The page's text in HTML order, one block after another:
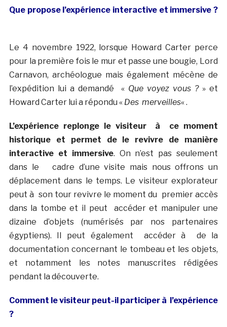
Que propose l’expérience interactive et immersive ?
Le 4 novembre 1922, lorsque Howard Carter perce
pour la première fois le mur et passe une bougie, Lord
Carnavon, archéologue mais également mécène de
l’expédition lui a demandé « Que voyez vous ?» et
Howard Carter lui a répondu « Des merveilles« .
L’expérience replonge le visiteur à ce moment
historique et permet de le revivre de manière
interactive et immersive. On n’est pas seulement
dans le cadre d’une visite mais nous offrons un
déplacement dans le temps. Le visiteur explorateur
peut à son tour revivre le moment du premier accès
dans la tombe et il peut accéder et manipuler une
dizaine d’objets (numérisés par nos partenaires
égyptiens). Il peut également accéder à de la
documentation concernant le tombeau et les objets,
et notamment les notes manuscrites rédigées
pendant la découverte.
Comment le visiteur peut-il participer à l’expérience
?